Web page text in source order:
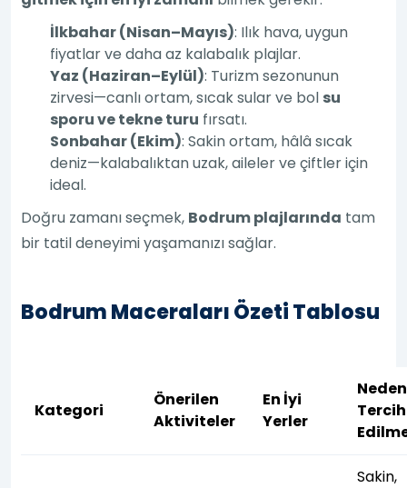
İlkbahar (Nisan–Mayıs): Ilık hava, uygun
fiyatlar ve daha az kalabalık plajlar.
Yaz (Haziran–Eylül): Turizm sezonunun
zirvesi—canlı ortam, sıcak sular ve bol su
sporu ve tekne turu fırsatı.
Sonbahar (Ekim): Sakin ortam, hâlâ sıcak
deniz—kalabalıktan uzak, aileler ve çiftler için
ideal.
Doğru zamanı seçmek, Bodrum plajlarında tam
bir tatil deneyimi yaşamanızı sağlar.
Bodrum Maceraları Özeti Tablosu
Kategori
Önerilen
Aktiviteler
En İyi
Yerler
Neden
Tercih
Sakin,